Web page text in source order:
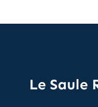
Le Saule